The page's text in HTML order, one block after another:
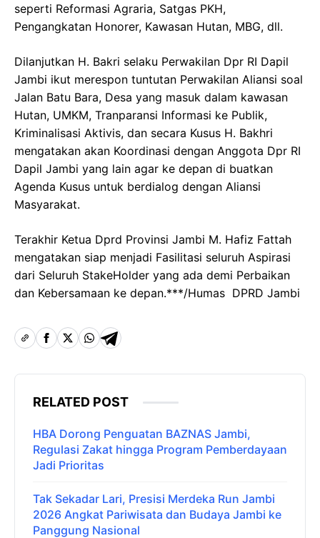
seperti Reformasi Agraria, Satgas PKH,
Pengangkatan Honorer, Kawasan Hutan, MBG, dll.
Dilanjutkan H. Bakri selaku Perwakilan Dpr RI Dapil
Jambi ikut merespon tuntutan Perwakilan Aliansi soal
Jalan Batu Bara, Desa yang masuk dalam kawasan
Hutan, UMKM, Tranparansi Informasi ke Publik,
Kriminalisasi Aktivis, dan secara Kusus H. Bakhri
mengatakan akan Koordinasi dengan Anggota Dpr RI
Dapil Jambi yang lain agar ke depan di buatkan
Agenda Kusus untuk berdialog dengan Aliansi
Masyarakat.
Terakhir Ketua Dprd Provinsi Jambi M. Hafiz Fattah
mengatakan siap menjadi Fasilitasi seluruh Aspirasi
dari Seluruh StakeHolder yang ada demi Perbaikan
dan Kebersamaan ke depan.***/Humas DPRD Jambi
RELATED POST
HBA Dorong Penguatan BAZNAS Jambi,
Regulasi Zakat hingga Program Pemberdayaan
Jadi Prioritas
Tak Sekadar Lari, Presisi Merdeka Run Jambi
2026 Angkat Pariwisata dan Budaya Jambi ke
Panggung Nasional